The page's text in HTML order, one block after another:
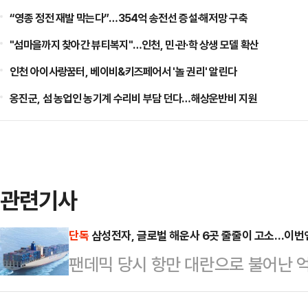
“영종 정전 재발 막는다”…354억 송전선 증설·해저망 구축
"섬마을까지 찾아간 뷰티복지"…인천, 민·관·학 상생 모델 확산
인천 아이사랑꿈터, 베이비&키즈페어서 '놀 권리' 알린다
옹진군, 섬 농업인 농기계 수리비 부담 던다…해상운반비 지원
관련기사
단독삼성전자, 글로벌 해운사 6곳 줄줄이 고소…이번
팬데믹 당시 항만 대란으로 불어난
법인과 글로벌 해운사 간 법정 공